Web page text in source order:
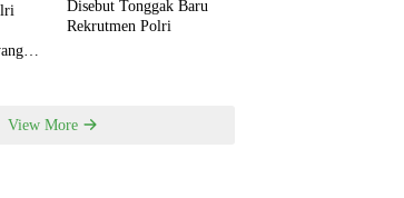
Disebut Tonggak Baru
Rekrutmen Polri
View More